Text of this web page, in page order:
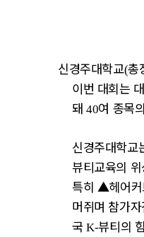
신경주대학교(총
이번 대회는
돼40여 종목
신경주대학교
뷰티교육의
특히 ▲헤어
머쥐며 참가
국K-뷰티의